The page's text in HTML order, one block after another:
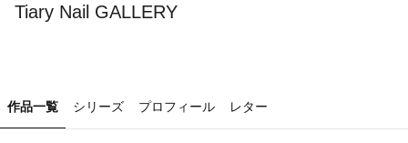
Tiary Nail GALLERY
作品一覧 シリーズ プロフィール レター